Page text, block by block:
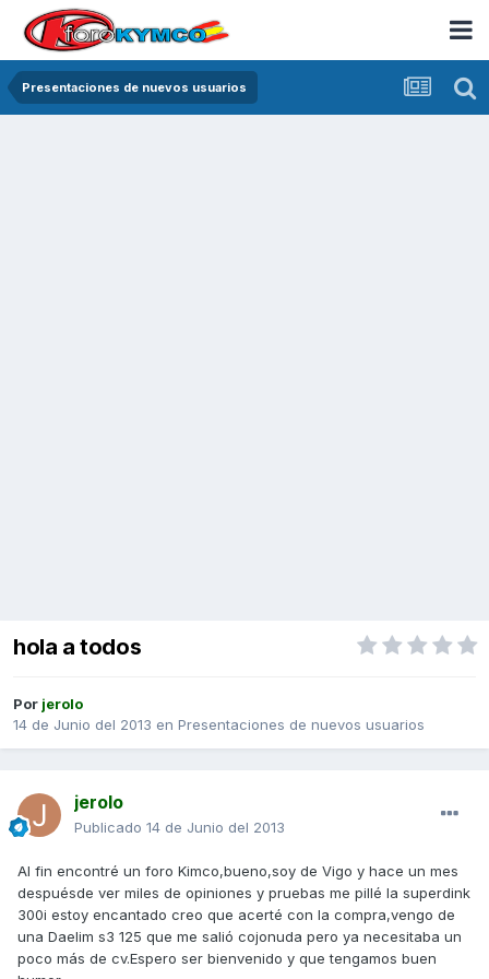
Presentaciones de nuevos usuarios
hola a todos
Por jerolo
14 de Junio del 2013 en Presentaciones de nuevos usuarios
jerolo
Publicado 14 de Junio del 2013
Al fin encontré un foro Kimco,bueno,soy de Vigo y hace un mes
despuésde ver miles de opiniones y pruebas me pillé la superdink
300i estoy encantado creo que acerté con la compra,vengo de
una Daelim s3 125 que me salió cojonuda pero ya necesitaba un
poco más de cv.Espero ser bienvenido y que tengamos buen